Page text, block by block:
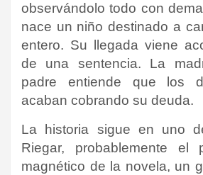
observándolo todo con
nace un niño destinado a
entero. Su llegada viene
de una sentencia. La
padre entiende que los
acaban cobrando su deuda.
La historia sigue en uno
Riegar, probablemente el
magnético de la novela, un